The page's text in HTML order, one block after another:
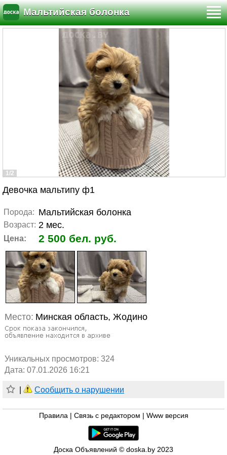
Мальтийская болонка
1/2
Девочка мальтипу ф1
Порода: Мальтийская болонка
Возраст: 2 мес.
Цена: 2 500 бел. руб.
Место: Минская область, Жодино
Уникальных просмотров: 324
Дата: 07.01.2026 16:21
Сообщить о нарушении
Правила Связь с редактором Www версия
Доска Объявлений © doska.by 2023